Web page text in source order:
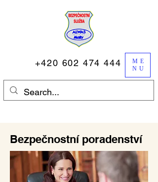
+420 602 474 444
ME
NU
Bezpečnostní poradenství